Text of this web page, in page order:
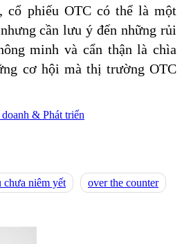
cổ phiếu OTC có thể là một
cần lưu ý đến những rủi
minh và cẩn thận là chìa
cơ hội mà thị trường OTC
& Phát triển
chưa niêm yết over the counter